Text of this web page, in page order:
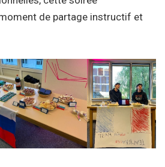
de partage instructif et